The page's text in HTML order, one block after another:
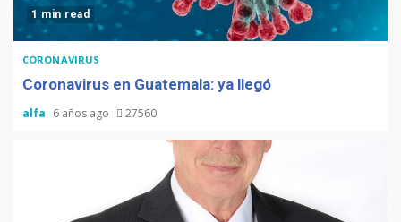
1 min read
CORONAVIRUS
Coronavirus en Guatemala: ya llegó
alfa 6 años ago 27560